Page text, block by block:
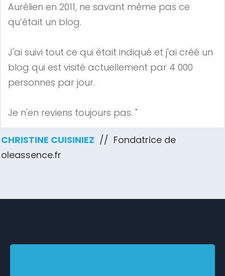
Aurélien en 2011, ne savant même pas ce
qu’était un blog.
J'ai suivi tout ce qui était indiqué et j'ai créé un
blog qui est visité actuellement par 4 000
personnes par jour.
Je n'en reviens toujours pas. "
CHRISTINE CUISINIEZ // Fondatrice de
oleassence.fr